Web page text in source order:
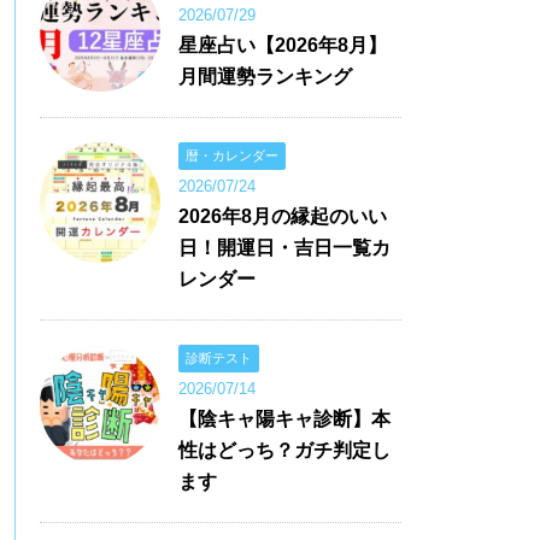
2026/07/29
星座占い【2026年8月】
月間運勢ランキング
暦・カレンダー
2026/07/24
2026年8月の縁起のいい
日！開運日・吉日一覧カ
レンダー
診断テスト
2026/07/14
【陰キャ陽キャ診断】本
性はどっち？ガチ判定し
ます